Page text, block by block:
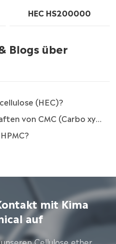
HEC HS200000
Blogs über
(HEC)?
(Carbo xy methyl cellulose)
mit Kima
auf
Cellulose ether